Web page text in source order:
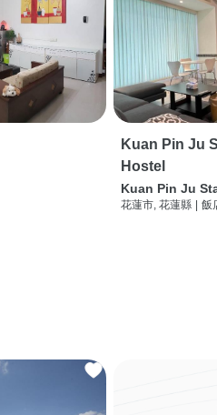
Kuan Pin Ju
Hostel
Kuan Pin Ju
花蓮市, 花蓮縣 飯